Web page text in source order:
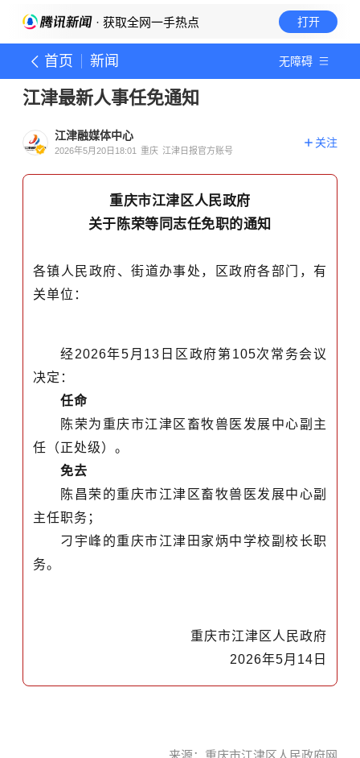
· 获取全网一手热点 打开
首页 新闻 无障碍
江津最新人事任免通知
江津融媒体中心
2026年5月20日18:01 重庆 江津日报官方账号
关注
重庆市江津区人民政府
关于陈荣等同志任免职的通知
各镇人民政府、街道办事处，区政府各部门，有
关单位：
经2026年5月13日区政府第105次常务会议
决定：
任命
陈荣为重庆市江津区畜牧兽医发展中心副主
任（正处级）。
免去
陈昌荣的重庆市江津区畜牧兽医发展中心副
主任职务；
刁宇峰的重庆市江津田家炳中学校副校长职
务。
重庆市江津区人民政府
2026年5月 14 日
来源： 重庆市江津区人民政府网